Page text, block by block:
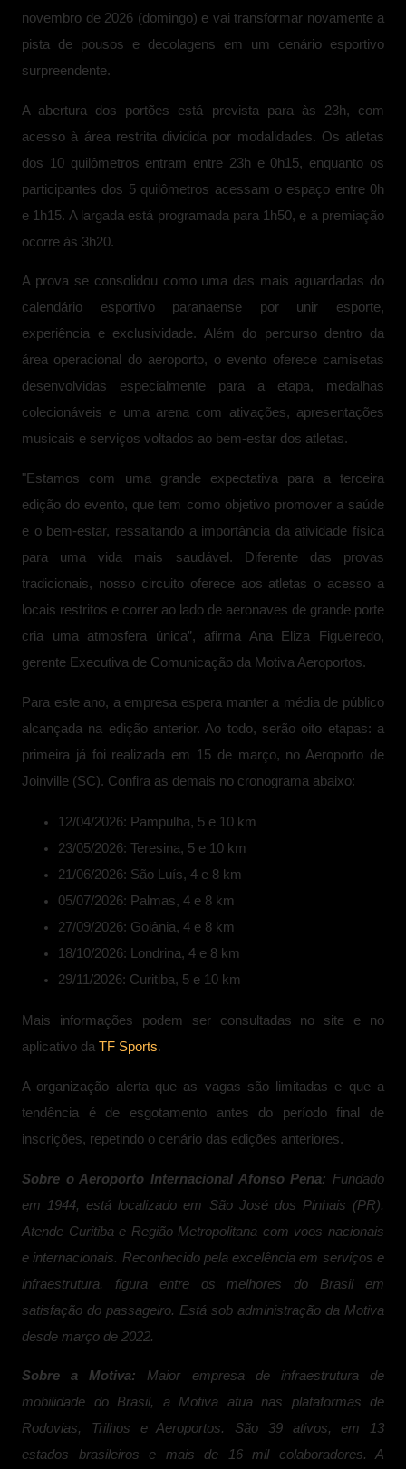
novembro de 2026 (domingo) e vai transformar novamente a
pista de pousos e decolagens em um cenário esportivo
surpreendente.
A abertura dos portões está prevista para às 23h, com
acesso à área restrita dividida por modalidades. Os atletas
dos 10 quilômetros entram entre 23h e 0h15, enquanto os
participantes dos 5 quilômetros acessam o espaço entre 0h
e 1h15. A largada está programada para 1h50, e a premiação
ocorre às 3h20.
A prova se consolidou como uma das mais aguardadas do
calendário esportivo paranaense por unir esporte,
experiência e exclusividade. Além do percurso dentro da
área operacional do aeroporto, o evento oferece camisetas
desenvolvidas especialmente para a etapa, medalhas
colecionáveis e uma arena com ativações, apresentações
musicais e serviços voltados ao bem-estar dos atletas.
"Estamos com uma grande expectativa para a terceira
edição do evento, que tem como objetivo promover a saúde
e o bem-estar, ressaltando a importância da atividade física
para uma vida mais saudável. Diferente das provas
tradicionais, nosso circuito oferece aos atletas o acesso a
locais restritos e correr ao lado de aeronaves de grande porte
cria uma atmosfera única”, afirma Ana Eliza Figueiredo,
gerente Executiva de Comunicação da Motiva Aeroportos.
Para este ano, a empresa espera manter a média de público
alcançada na edição anterior. Ao todo, serão oito etapas: a
primeira já foi realizada em 15 de março, no Aeroporto de
Joinville (SC). Confira as demais no cronograma abaixo:
12/04/2026: Pampulha, 5 e 10 km
23/05/2026: Teresina, 5 e 10 km
21/06/2026: São Luís, 4 e 8 km
05/07/2026: Palmas, 4 e 8 km
27/09/2026: Goiânia, 4 e 8 km
18/10/2026: Londrina, 4 e 8 km
29/11/2026: Curitiba, 5 e 10 km
Mais informações podem ser consultadas no site e no
aplicativo da TF Sports.
A organização alerta que as vagas são limitadas e que a
tendência é de esgotamento antes do período final de
inscrições, repetindo o cenário das edições anteriores.
Sobre o Aeroporto Internacional Afonso Pena: Fundado
em 1944, está localizado em São José dos Pinhais (PR).
Atende Curitiba e Região Metropolitana com voos nacionais
e internacionais. Reconhecido pela excelência em serviços e
infraestrutura, figura entre os melhores do Brasil em
satisfação do passageiro. Está sob administração da Motiva
desde março de 2022.
Sobre a Motiva: Maior empresa de infraestrutura de
mobilidade do Brasil, a Motiva atua nas plataformas de
Rodovias, Trilhos e Aeroportos. São 39 ativos, em 13
estados brasileiros e mais de 16 mil colaboradores. A